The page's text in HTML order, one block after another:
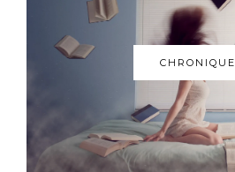
CHRONIQUE